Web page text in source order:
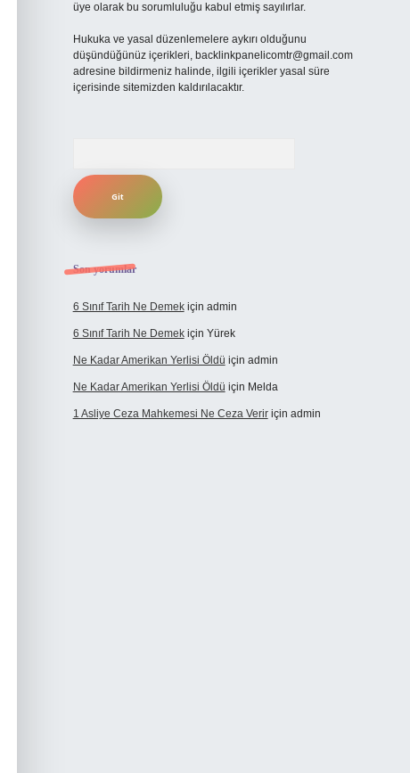
üye olarak bu sorumluluğu kabul etmiş sayılırlar.
Hukuka ve yasal düzenlemelere aykırı olduğunu
düşündüğünüz içerikleri, backlinkpanelicomtr@gmail.com
adresine bildirmeniz halinde, ilgili içerikler yasal süre
içerisinde sitemizden kaldırılacaktır.
Son yorumlar
6 Sınıf Tarih Ne Demekiçin admin
6 Sınıf Tarih Ne Demekiçin Yürek
Ne Kadar Amerikan Yerlisi Öldü için admin
Ne Kadar Amerikan Yerlisi Öldü için Melda
1 Asliye Ceza Mahkemesi Ne Ceza Veririçin admin